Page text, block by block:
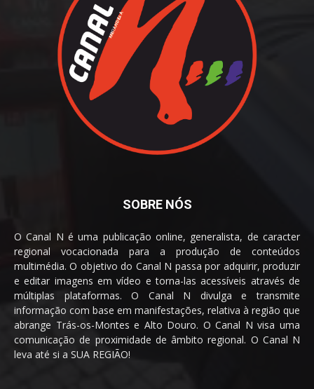
SOBRE NÓS
O Canal N é uma publicação online, generalista, de caracter
regional vocacionada para a produção de conteúdos
multimédia. O objetivo do Canal N passa por adquirir, produzir
e editar imagens em vídeo e torna-las acessíveis através de
múltiplas plataformas. O Canal N divulga e transmite
informação com base em manifestações, relativa à região que
abrange Trás-os-Montes e Alto Douro. O Canal N visa uma
comunicação de proximidade de âmbito regional. O Canal N
leva até si a SUA REGIÃO!